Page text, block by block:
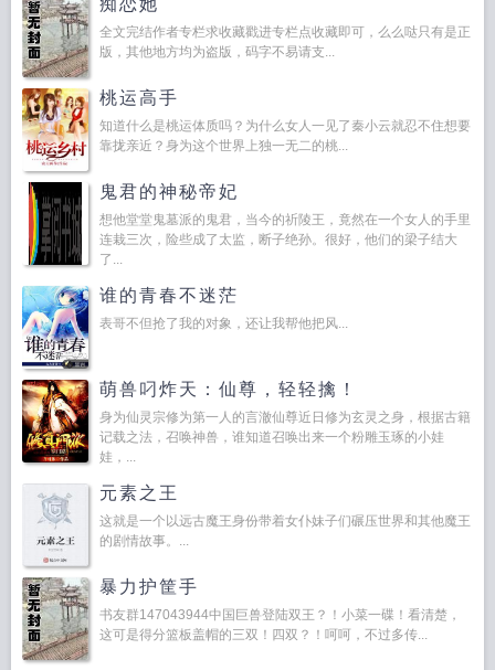
痴恋她
全文完结作者专栏求收藏戳进专栏点收藏即可，么么哒只有是正
版，其他地方均为盗版，码字不易请支...
桃运高手
知道什么是桃运体质吗？为什么女人一见了秦小云就忍不住想要
靠拢亲近？身为这个世界上独一无二的桃...
鬼君的神秘帝妃
想他堂堂鬼墓派的鬼君，当今的祈陵王，竟然在一个女人的手里
连栽三次，险些成了太监，断子绝孙。很好，他们的梁子结大
了...
谁的青春不迷茫
表哥不但抢了我的对象，还让我帮他把风...
萌兽叼炸天：仙尊，轻轻擒！
身为仙灵宗修为第一人的言澈仙尊近日修为玄灵之身，根据古籍
记载之法，召唤神兽，谁知道召唤出来一个粉雕玉琢的小娃
娃，...
元素之王
这就是一个以远古魔王身份带着女仆妹子们碾压世界和其他魔王
的剧情故事。...
暴力护筐手
书友群147043944中国巨兽登陆双王？！小菜一碟！看清楚，
这可是得分篮板盖帽的三双！四双？！呵呵，不过多传...